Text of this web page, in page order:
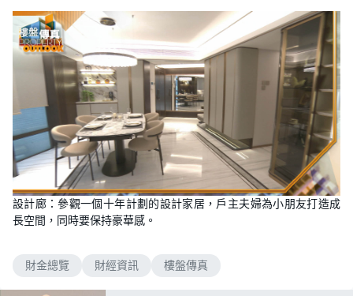
設計廊：參觀一個十年計劃的設計家居，戶主夫婦為小朋友打造成
長空間，同時要保持豪華感。
財金總覽 財經資訊 樓盤傳真